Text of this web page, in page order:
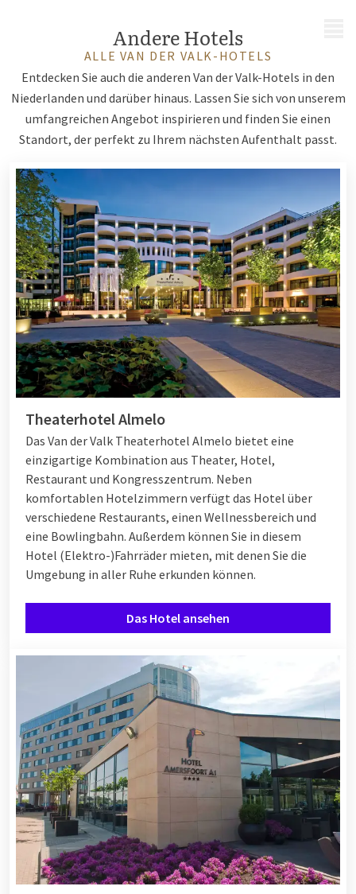
Andere Hotels
ALLE VAN DER VALK-HOTELS
Entdecken Sie auch die anderen Van der Valk-Hotels in den
Niederlanden und darüber hinaus. Lassen Sie sich von unserem
umfangreichen Angebot inspirieren und finden Sie einen
Standort, der perfekt zu Ihrem nächsten Aufenthalt passt.
Theaterhotel Almelo
Das Van der Valk Theaterhotel Almelo bietet eine
einzigartige Kombination aus Theater, Hotel,
Restaurant und Kongresszentrum. Neben
komfortablen Hotelzimmern verfügt das Hotel über
verschiedene Restaurants, einen Wellnessbereich und
eine Bowlingbahn. Außerdem können Sie in diesem
Hotel (Elektro-)Fahrräder mieten, mit denen Sie die
Umgebung in aller Ruhe erkunden können.
Das Hotel ansehen